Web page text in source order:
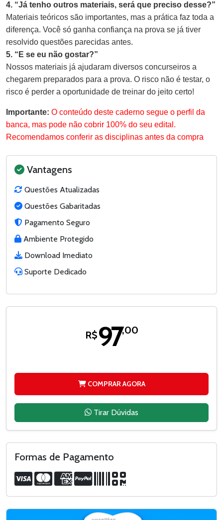
4. “Já tenho outros materiais, será que preciso desse?”
Materiais teóricos são importantes, mas a prática faz toda a
diferença. Você só ganha confiança na prova se já tiver
resolvido questões parecidas antes.
5. “E se eu não gostar?”
Nossos materiais já ajudaram diversos concurseiros a
chegarem preparados para a prova. O risco não é testar, o
risco é perder a oportunidade de treinar do jeito certo!
Importante: O conteúdo deste caderno segue o perfil da
banca, mas pode não cobrir 100% do seu edital.
Recomendamos conferir as disciplinas antes da compra
Vantagens
Questões Atualizadas
Questões Gabaritadas
Pagamento Seguro
Ambiente Protegido
Download Imediato
Suporte Dedicado
R$97,00
COMPRAR AGORA
Tirar Dúvidas
Formas de Pagamento